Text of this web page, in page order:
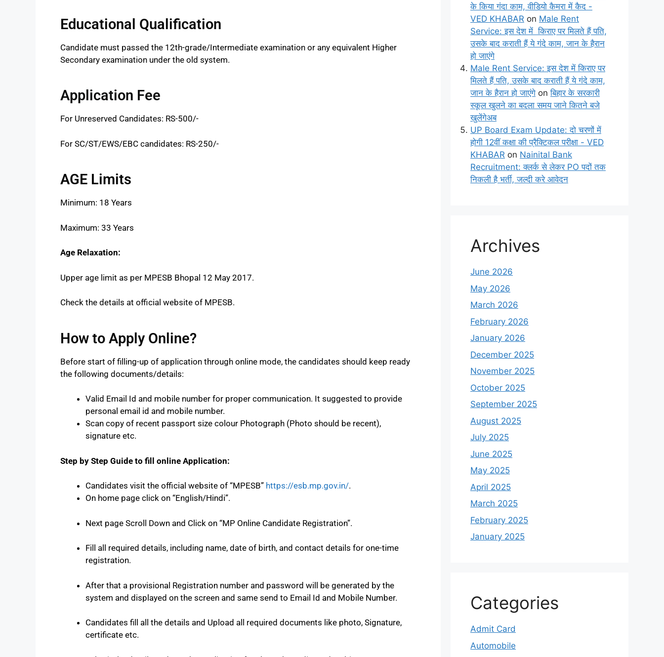
Educational Qualification
Candidate must passed the 12th-grade/Intermediate examination or any equivalent Higher
Secondary examination under the old system.
Application Fee
For Unreserved Candidates: RS-500/-
For SC/ST/EWS/EBC candidates: RS-250/-
AGE Limits
Minimum: 18 Years
Maximum: 33 Years
Age Relaxation:
Upper age limit as per MPESB Bhopal 12 May 2017.
Check the details at official website of MPESB.
How to Apply Online?
Before start of filling-up of application through online mode, the candidates should keep ready
the following documents/details:
Valid Email Id and mobile number for proper communication. It suggested to provide
personal email id and mobile number.
Scan copy of recent passport size colour Photograph (Photo should be recent),
signature etc.
Step by Step Guide to fill online Application:
Candidates visit the official website of “MPESB” https://esb.mp.gov.in/.
On home page click on “English/Hindi”.
Next page Scroll Down and Click on “MP Online Candidate Registration”.
Fill all required details, including name, date of birth, and contact details for one-time
registration.
After that a provisional Registration number and password will be generated by the
system and displayed on the screen and same send to Email Id and Mobile Number.
Candidates fill all the details and Upload all required documents like photo, Signature,
certificate etc.
के किया गंदा काम, वीडियो कैमरा में कैद -
VED KHABAR on Male Rent
Service: इस देश में किराए पर मिलते हैं पति,
उसके बाद कराती हैं ये गंदे काम, जान के हैरान
हो जाएंगे
Male Rent Service: इस देश में किराए पर
मिलते हैं पति, उसके बाद कराती हैं ये गंदे काम,
जान के हैरान हो जाएंगे onबिहार के सरकारी
स्कूल खुलने का बदला समय जाने कितने बजे
खुलेंगेअब
UP Board Exam Update: दो चरणों में
होगी 12वीं कक्षा की प्रैक्टिकल परीक्षा - VED
KHABAR on Nainital Bank
Recruitment: क्लर्क से लेकर PO पदों तक
निकली है भर्ती, जल्दी करे आवेदन
Archives
June 2026
May 2026
March 2026
February 2026
January 2026
December 2025
November 2025
October 2025
September 2025
August 2025
July 2025
June 2025
May 2025
April 2025
March 2025
February 2025
January 2025
Categories
Admit Card
Automobile